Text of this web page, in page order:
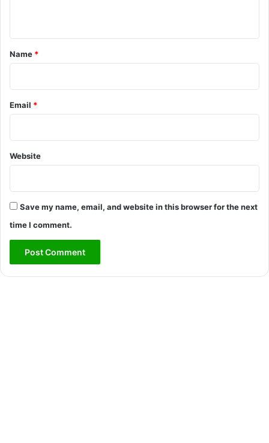
*
Name *
Email *
Website
Save my name, email, and website in this browser for the next
time I comment.